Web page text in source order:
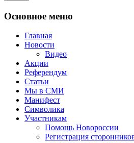
Основное меню
Главная
Новости
Видео
Акции
Референдум
Статьи
Мы в СМИ
Манифест
Символика
Участникам
Помощь Новороссии
Регистрация